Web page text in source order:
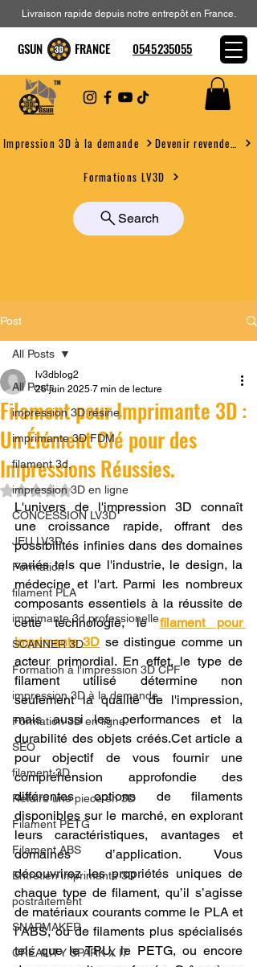
Impression 3D à la demande
Formations LV3D
Search
Livraison rapide depuis notre entrepôt en France.
GSUN FRANCE 0545235055
Post
All Posts
impression 3D résine.
imprimante 3D FDM
filament 3d,
impression 3D en ligne
CONCESSION LV3D
JEU LV3D
Formation
filament PLA
imprimante 3d professionelle
SCANNER 3D
Formation à l'impression 3D CPF
impression 3D à la demande
Formation 3D en ligne.
SEO
filament 3D
Refaire une piece en 3D
Filament PETG
Filament ABS
Entretien imprimante 3D
postraitement
SNAPMAKER
CRÉALITY SPARK X I7
All Posts
Filament pour Imprimante 3D :
Un Élément Clé pour des
Impressions Réussies.
lv3dblog2
26 juin 2025 7 min de lecture
Noté NaN étoiles sur 5.
L'univers de l'impression 3D connaît
une croissance rapide, offrant des
possibilités infinies dans des domaines
variés tels que l'industrie, le design, la
médecine et l'art. Parmi les nombreux
composants essentiels à la réussite de
cette technologie, le filament pour
imprimante 3D se distingue comme un
acteur primordial. En effet, le type de
filament utilisé détermine non
seulement la qualité de l'impression,
mais aussi les performances et la
durabilité des objets créés.Cet article a
pour objectif de vous fournir une
compréhension approfondie des
différentes options de filaments
disponibles sur le marché, en explorant
leurs caractéristiques, avantages et
domaines d’application. Vous
découvrirez les propriétés uniques de
chaque type de filament, qu’il s’agisse
de matériaux courants comme le PLA et
l’ABS, ou de filaments plus spécialisés
tels que le TPU, le PETG, ou encore